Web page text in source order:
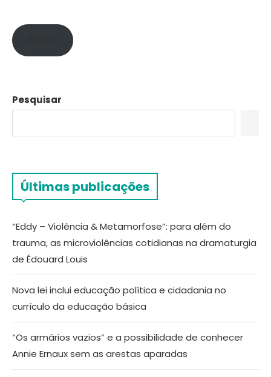
Pesquisar
Últimas publicações
“Eddy – Violência & Metamorfose”: para além do
trauma, as microviolências cotidianas na dramaturgia
de Édouard Louis
Nova lei inclui educação política e cidadania no
currículo da educação básica
“Os armários vazios” e a possibilidade de conhecer
Annie Ernaux sem as arestas aparadas